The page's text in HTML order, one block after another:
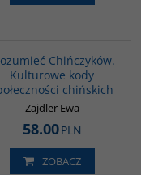
Chińczyków.
Kulturowe kody
chińskich
Zajdler Ewa
58.00PLN
ZOBACZ